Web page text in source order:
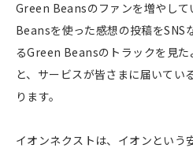
Green Beansのファンを増やし
Beansを使った感想の投稿をSNS
るGreen Beansのトラックを見た
と、サービスが皆さまに届いてい
ります。
イオンネクストは、イオンという